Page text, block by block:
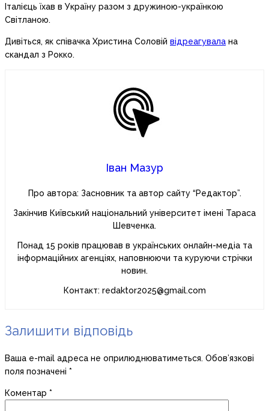
Італієць їхав в Україну разом з дружиною-українкою
Світланою.
Дивіться, як співачка Христина Соловій відреагувала на
скандал з Рокко.
Іван Мазур
Про автора: Засновник та автор сайту “Редактор”.
Закінчив Київський національний університет імені Тараса
Шевченка.
Понад 15 років працював в українських онлайн-медіа та
інформаційних агенціях, наповнюючи та куруючи стрічки
новин.
Контакт: redaktor2025@gmail.com
Залишити відповідь
Ваша e-mail адреса не оприлюднюватиметься. Обов’язкові
поля позначені *
Коментар *